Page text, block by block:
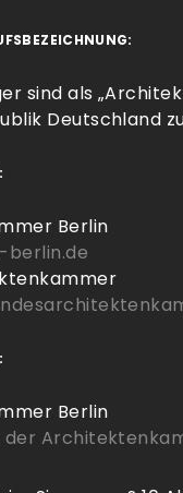
sind als
Deutschland
Berlin
Berlin